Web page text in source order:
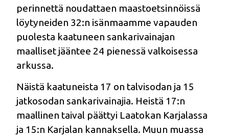
perinnettä noudattaen maastoetsinnöissä
löytyneiden 32:n isänmaamme vapauden
puolesta kaatuneen sankarivainajan
maalliset jääntee 24 pienessä valkoisessa
arkussa.
Näistä kaatuneista 17 on talvisodan ja 15
jatkosodan sankarivainajia. Heistä 17:n
maallinen taival päättyi Laatokan Karjalassa
ja 15:n Karjalan kannaksella. Muun muassa